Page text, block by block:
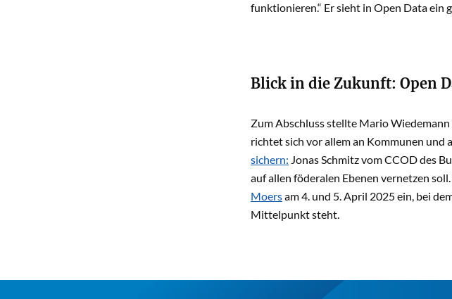
funktionieren.“ Er sieht in Open Data
Blick in die Zukunft: Open
Zum Abschluss stellte Mario
richtet sich vor allem an Kommunen und
sichern: Jonas Schmitz vom CCOD des
auf allen föderalen Ebenen vernetzen
Moersam 4. und 5. April 2025 ein, bei
Mittelpunkt steht.